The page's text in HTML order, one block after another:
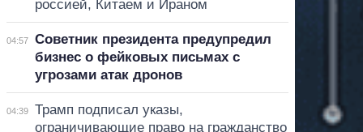
россией, Китаем и Ираном
04:57
Советник президента предупредил
бизнес о фейковых письмах с
угрозами атак дронов
04:39
Трамп подписал указы,
ограничивающие право на гражданство